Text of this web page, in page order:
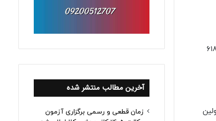
مرحله از فروش انواع لوازم خانگی بوش شامل ۷ هزار و ۳۸۹ قلم کالا در مزایده فوق العاده شماره ۶۱۸
آخرین مطالب منتشر شده
زمان قطعی و رسمی برگزاری آزمون